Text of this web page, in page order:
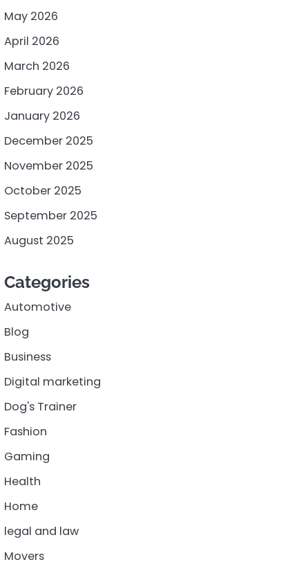
May 2026
April 2026
March 2026
February 2026
January 2026
December 2025
November 2025
October 2025
September 2025
August 2025
Categories
Automotive
Blog
Business
Digital marketing
Dog's Trainer
Fashion
Gaming
Health
Home
legal and law
Movers